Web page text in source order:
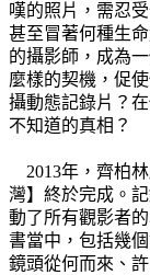
嘆的照片，需忍
甚至冒著何種生
的攝影師，成為
麼樣的契機，促
攝動態記錄片？
不知道的真相？
2013年，齊柏
灣】終於完成。
動了所有觀影者
書當中，包括幾
鏡頭從何而來、